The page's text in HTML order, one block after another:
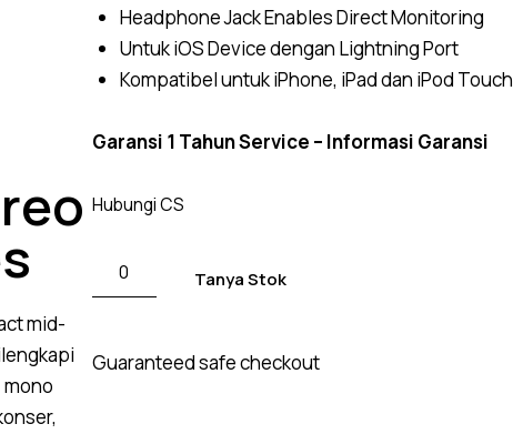
Headphone Jack Enables Direct Monitoring
Untuk iOS Device dengan Lightning Port
Kompatibel untuk iPhone, iPad dan iPod Touch
Garansi 1 Tahun Service – Informasi Garansi
Hubungi CS
Tanya Stok
Guaranteed safe checkout
mid-